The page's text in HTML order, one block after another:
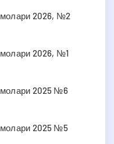
2026, №2
2026, №1
2025 №6
2025 №5